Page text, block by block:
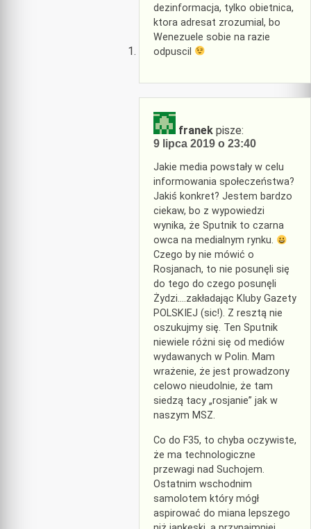
dezinformacja, tylko obietnica,
ktora adresat zrozumial, bo
Wenezuele sobie na razie
odpuscil
franek pisze:
9 lipca 2019 o 23:40
Jakie media powstały w celu
informowania społeczeństwa?
Jakiś konkret? Jestem bardzo
ciekaw, bo z wypowiedzi
wynika, że Sputnik to czarna
owca na medialnym rynku.
Czego by nie mówić o
Rosjanach, to nie posunęli się
do tego do czego posunęli
Żydzi….zakładając Kluby Gazety
POLSKIEJ (sic!). Z resztą nie
oszukujmy się. Ten Sputnik
niewiele różni się od mediów
wydawanych w Polin. Mam
wrażenie, że jest prowadzony
celowo nieudolnie, że tam
siedzą tacy „rosjanie” jak w
naszym MSZ.
Co do F35, to chyba oczywiste,
że ma technologiczne
przewagi nad Suchojem.
Ostatnim wschodnim
samolotem który mógł
aspirować do miana lepszego